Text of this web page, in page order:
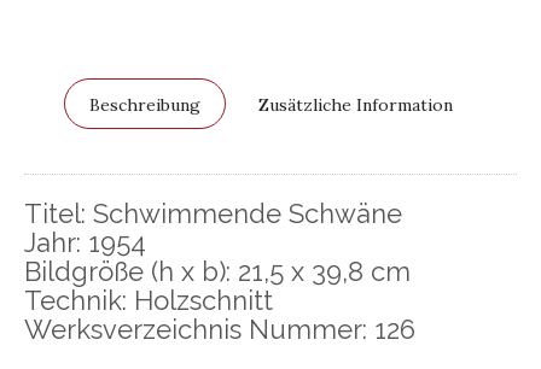
Beschreibung Zusätzliche Information
Titel: Schwimmende Schwäne
Jahr: 1954
Bildgröße (h x b): 21,5 x 39,8 cm
Technik: Holzschnitt
Werksverzeichnis Nummer: 126